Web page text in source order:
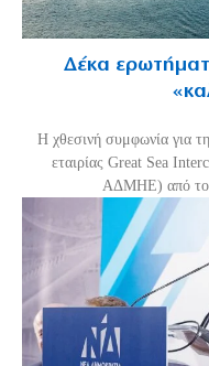
Δέκα
Η χθεσινή συμφωνία για
εταιρίας Great Sea
ΑΔΜΗΕ) από το